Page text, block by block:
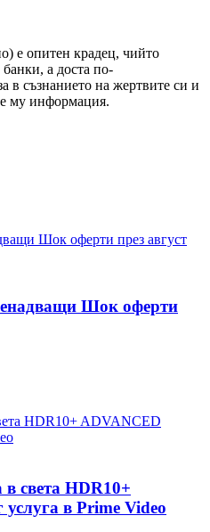
е опитен крадец, чийто
а доста по-
в съзнанието на жертвите си и
му информация.
Шок оферти
в света HDR10+
в Prime Video